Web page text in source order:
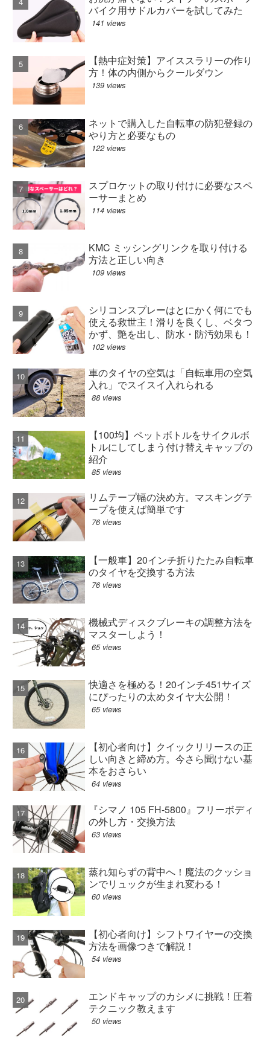
バイク用サドルカバーを試してみた
141 views
【熱中症対策】アイススラリーの作り
方！体の内側からクールダウン
139 views
ネットで購入した自転車の防犯登録の
やり方と必要なもの
122 views
スプロケットの取り付けに必要なスペ
ーサーまとめ
114 views
KMC ミッシングリンクを取り付ける
方法と正しい向き
109 views
シリコンスプレーはとにかく何にでも
使える救世主！滑りを良くし、ベタつ
かず、艶を出し、防水・防汚効果も！
102 views
車のタイヤの空気は「自転車用の空気
入れ」でスイスイ入れられる
88 views
【100均】ペットボトルをサイクルボ
トルにしてしまう付け替えキャップの
紹介
85 views
リムテープ幅の決め方。マスキングテ
ープを使えば簡単です
76 views
【一般車】20インチ折りたたみ自転車
のタイヤを交換する方法
76 views
機械式ディスクブレーキの調整方法を
マスターしよう！
65 views
快適さを極める！20インチ451サイズ
にぴったりの太めタイヤ大公開！
65 views
【初心者向け】クイックリリースの正
しい向きと締め方。今さら聞けない基
本をおさらい
64 views
『シマノ 105 FH-5800』フリーボディ
の外し方・交換方法
63 views
蒸れ知らずの背中へ！魔法のクッショ
ンでリュックが生まれ変わる！
60 views
【初心者向け】シフトワイヤーの交換
方法を画像つきで解説！
54 views
エンドキャップのカシメに挑戦！圧着
テクニック教えます
50 views